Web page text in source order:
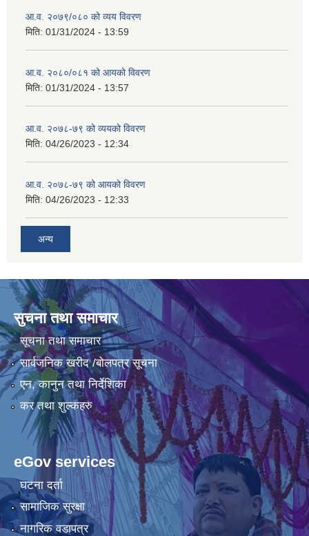
आ.व. २०७९/०८० को व्यय विवरण
मिति: 01/31/2024 - 13:59
आ.व. २०८०/०८१ को आयको विवरण
मिति: 01/31/2024 - 13:57
आ.व. २०७८-७९ को व्ययको विवरण
मिति: 04/26/2023 - 12:34
आ.व. २०७८-७९ को आयको विवरण
मिति: 04/26/2023 - 12:33
अन्य
सुचना तथा समाचार
सूचना तथा समाचार
सार्वजनिक खरीद /बोलपत्र सूचना
एन, कानुन तथा निर्देशिका
कर तथा शुल्कहरु
eGov services
घटना दर्ता
सामाजिक सुरक्षा
नागरिक वडापत्र